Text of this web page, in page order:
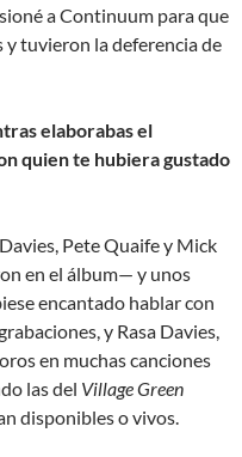
a Continuum para que
y tuvieron la deferencia de
elaborabas el
quien te hubiera gustado
Pete Quaife y Mick
en el álbum— y unos
encantado hablar con
y Rasa Davies,
en muchas canciones
las del Village Green
disponibles o vivos.